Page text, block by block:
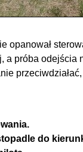
opanował
a próba
do